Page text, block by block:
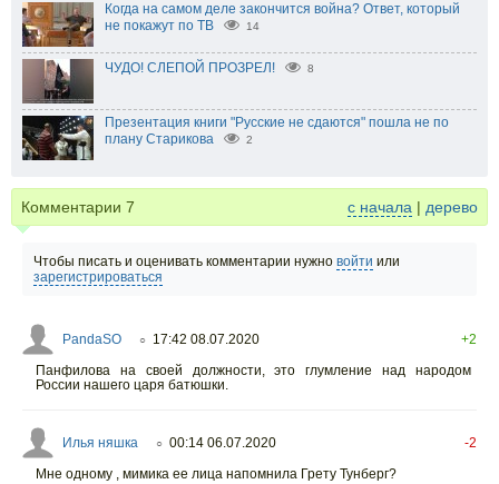
Когда на самом деле закончится война? Ответ, который
не покажут по ТВ
14
ЧУДО! СЛЕПОЙ ПРОЗРЕЛ! 8
Презентация книги "Русские не сдаются" пошла не по
плану Старикова
2
Комментарии 7 с начала | дерево
Чтобы писать и оценивать комментарии нужно войти или
зарегистрироваться
PandaSO ○ 17:42 08.07.2020
+2
Панфилова на своей должности, это глумление над народом
России нашего царя батюшки.
Илья няшка ○ 00:14 06.07.2020
-2
Мне одному , мимика ее лица напомнила Грету Тунберг?